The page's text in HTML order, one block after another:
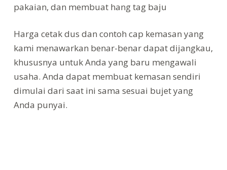
pakaian, dan membuat hang tag baju
Harga cetak dus dan contoh cap kemasan yang
kami menawarkan benar-benar dapat dijangkau,
khususnya untuk Anda yang baru mengawali
usaha. Anda dapat membuat kemasan sendiri
dimulai dari saat ini sama sesuai bujet yang
Anda punyai.